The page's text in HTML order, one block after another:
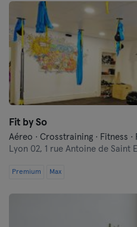
Fit by So
Aéreo · Crosstraining · Fitness ·
Lyon 02, 1 rue Antoine de Saint
Premium Max